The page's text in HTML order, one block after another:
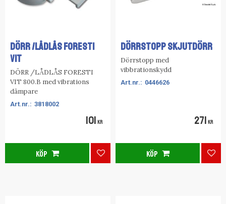
DÖRR /LÅDLÅS FORESTI
VIT
DÖRR /LÅDLÅS FORESTI
VIT 800.B med vibrations
dämpare
3818002
101 KR
Lägg till i favoriter
KÖP
DÖRRSTOPP SKJUTDÖRR
Dörrstopp med
vibbrationskydd
0446626
271 KR
KÖP